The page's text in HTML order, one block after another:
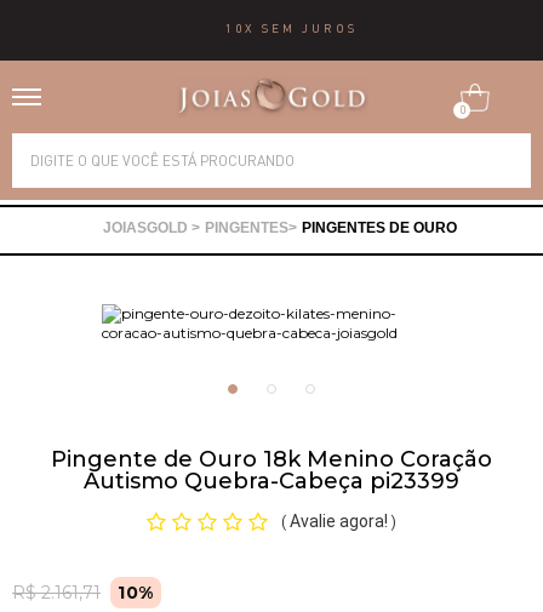
10X SEM JUROS
0
PINGENTES PINGENTES DE OURO
Pingente de Ouro 18k Menino Coração
Autismo Quebra-Cabeça pi23399
( Avalie agora! )
R$ 2.161,71 10%
Alianças
Brincos
Gargantilhas